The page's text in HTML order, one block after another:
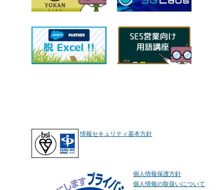
情報セキュリティ基本方針
個人情報保護方針
個人情報の取扱いについて